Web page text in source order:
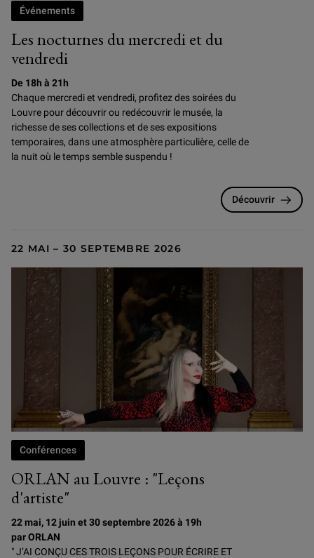
Les nocturnes du mercredi et du
vendredi
Événements
De 18h à 21h
Chaque mercredi et vendredi, profitez des soirées du
Louvre pourdécouvrir ou redécouvrir le musée, la
richesse de ses collections et de ses expositions
temporaires, dans une atmosphère particulière, celle de
la nuit où le temps semble suspendu !
Découvrir
22 MAI – 30 SEPTEMBRE 2026
ORLAN au Louvre : "Leçons
d'artiste"
Conférences
22 mai, 12 juin et 30 septembre 2026 à 19h
par ORLAN
" J’AI CONÇU CES TROIS LEÇONS POUR ÉCRIRE ET